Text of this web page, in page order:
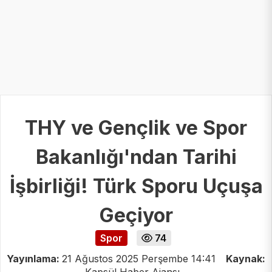
THY ve Gençlik ve Spor
Bakanlığı'ndan Tarihi
İşbirliği! Türk Sporu Uçuşa
Geçiyor
Spor
74
Yayınlama: 21 Ağustos 2025 Perşembe 14:41
Kaynak: